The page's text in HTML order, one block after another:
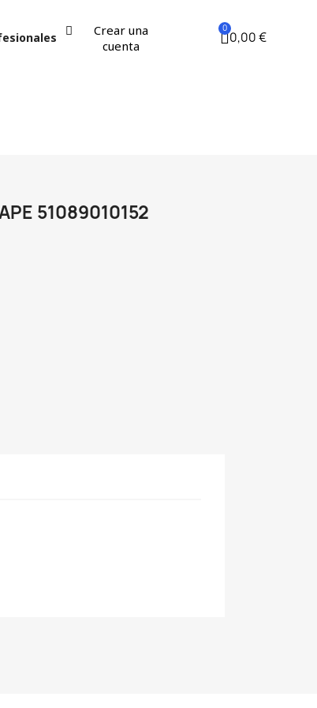
Crear una
cuenta
0,00 €
51089010152